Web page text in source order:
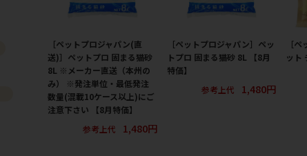
［ペットプロジャパン(直
送)］ペットプロ 固まる猫砂
8L ※メーカー直送（本州の
み） ※発注単位・最低発注
数量(混載10ケース以上)にご
注意下さい 【8月特価】
参考上代
1,480円
［ペットプロジャパン］ペッ
トプロ 固まる猫砂 8L 【8月
特価】
参考上代
1,480円
［
ット